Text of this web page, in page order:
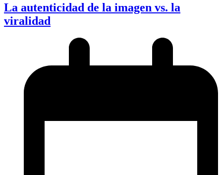
La autenticidad de la imagen vs. la
viralidad